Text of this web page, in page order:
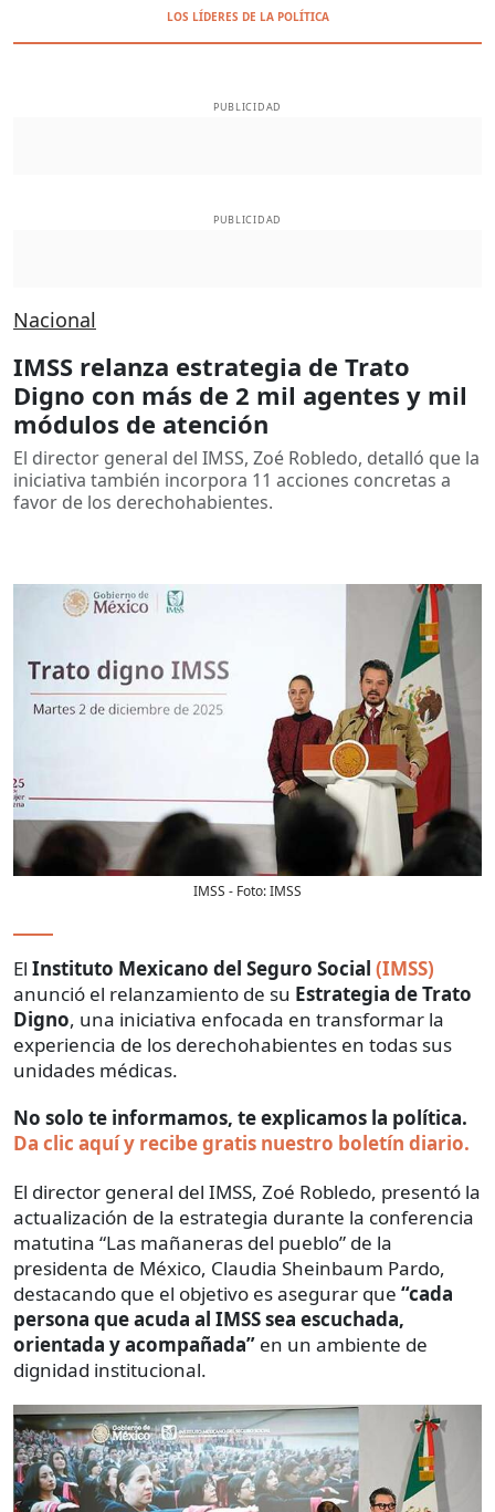
LOS LÍDERES DE LA POLÍTICA
PUBLICIDAD
PUBLICIDAD
Nacional
IMSS relanza estrategia de Trato
Digno con más de 2 mil agentes y mil
módulos de atención
El director general del IMSS, Zoé Robledo, detalló que la
iniciativa también incorpora 11 acciones concretas a
favor de los derechohabientes.
IMSS - Foto:IMSS
El Instituto Mexicano del Seguro Social (IMSS)
anunció el relanzamiento de su Estrategia de Trato
Digno, una iniciativa enfocada en transformar la
experiencia de los derechohabientes en todas sus
unidades médicas.
No solo te informamos, te explicamos la política.
Da clic aquí y recibe gratis nuestro boletín diario.
El director general del IMSS, Zoé Robledo, presentó la
actualización de la estrategia durante la conferencia
matutina “Las mañaneras del pueblo” de la
presidenta de México, Claudia Sheinbaum Pardo,
destacando que el objetivo es asegurar que “cada
persona que acuda al IMSS sea escuchada,
orientada y acompañada” en un ambiente de
dignidad institucional.